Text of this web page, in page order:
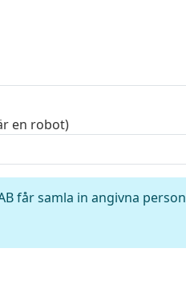
en robot)
får samla in angivna